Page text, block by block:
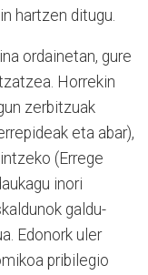
hartzen ditugu.
ordainetan, gure
Horrekin
zerbitzuak
eta abar),
(Errege
inori
galdu-
Edonork uler
pribilegio